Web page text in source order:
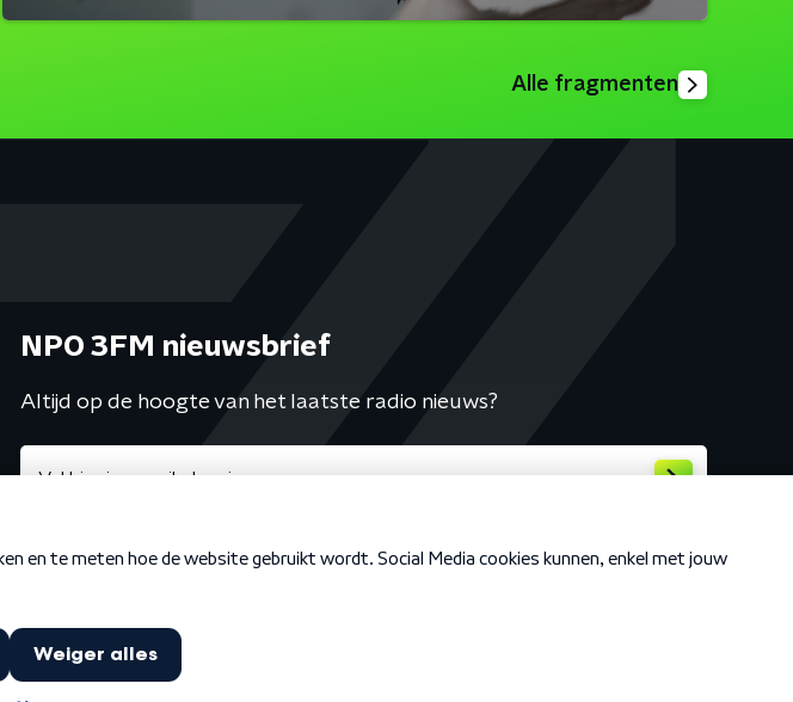
Alle fragmenten
NPO 3FM nieuwsbrief
Altijd op de hoogte van het laatste radio nieuws?